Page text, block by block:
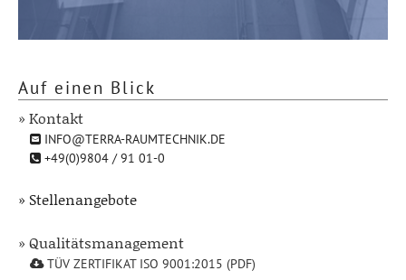
Auf einen Blick
» Kontakt
INFO@TERRA-RAUMTECHNIK.DE
+49(0)9804 / 91 01-0
» Stellenangebote
» Qualitätsmanagement
TÜV ZERTIFIKAT ISO 9001:2015 (PDF)